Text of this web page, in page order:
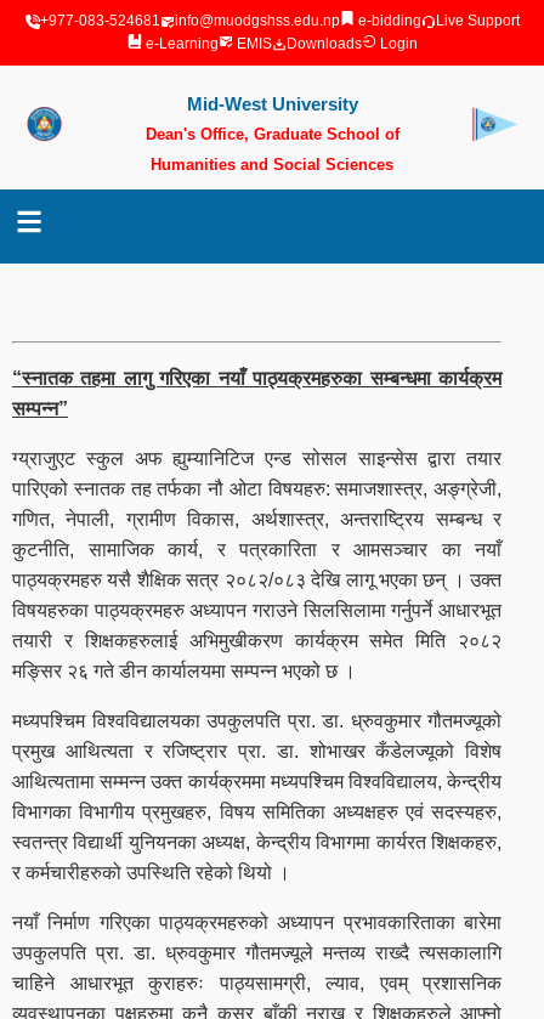
+977-083-524681 info@muodgshss.edu.np e-bidding
Live Support
e-Learning
EMIS Downloads Login
Mid-West University
Dean's Office, Graduate School of
Humanities and Social Sciences
Surkhet, Nepal
“स्नातक तहमा लागु गरिएका नयाँ पाठ्यक्रमहरुका सम्बन्धमा कार्यक्रम
सम्पन्न”
ग्य्राजुएट स्कुल अफ ह्युम्यानिटिज एन्ड सोसल साइन्सेस द्वारा तयार
पारिएको स्नातक तह तर्फका नौ ओटा विषयहरु: समाजशास्त्र, अङ्ग्रेजी,
गणित, नेपाली, ग्रामीण विकास, अर्थशास्त्र, अन्तराष्ट्रिय सम्बन्ध र
कुटनीति, सामाजिक कार्य, र पत्रकारिता र आमसञ्चार का नयाँ
पाठ्यक्रमहरु यसै शैक्षिक सत्र २०८२/०८३ देखि लागू भएका छन् । उक्त
विषयहरुका पाठ्यक्रमहरु अध्यापन गराउने सिलसिलामा गर्नुपर्ने आधारभूत
तयारी र शिक्षकहरुलाई अभिमुखीकरण कार्यक्रम समेत मिति २०८२
मङ्सिर २६ गते डीन कार्यालयमा सम्पन्न भएको छ ।
मध्यपश्चिम विश्वविद्यालयका उपकुलपति प्रा. डा. ध्रुवकुमार गौतमज्यूको
प्रमुख आथित्यता र रजिष्ट्रार प्रा. डा. शोभाखर कँडेलज्यूको विशेष
आथित्यतामा सम्मन्न उक्त कार्यक्रममा मध्यपश्चिम विश्वविद्यालय, केन्द्रीय
विभागका विभागीय प्रमुखहरु, विषय समितिका अध्यक्षहरु एवं सदस्यहरु,
स्वतन्त्र विद्यार्थी युनियनका अध्यक्ष, केन्द्रीय विभागमा कार्यरत शिक्षकहरु,
र कर्मचारीहरुको उपस्थिति रहेको थियो ।
नयाँ निर्माण गरिएका पाठ्यक्रमहरुको अध्यापन प्रभावकारिताका बारेमा
उपकुलपति प्रा. डा. ध्रुवकुमार गौतमज्यूले मन्तव्य राख्दै त्यसकालागि
चाहिने आधारभूत कुराहरुः पाठ्यसामग्री, ल्याव, एवम् प्रशासनिक
व्यवस्थापनका पक्षहरुमा कुनै कसर बाँकी नराख्न र शिक्षकहरुले आफ्नो